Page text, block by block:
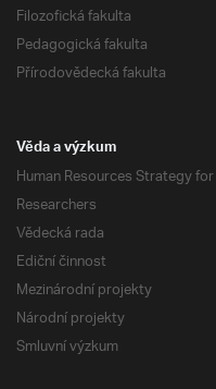
Filozofická fakulta
Pedagogická fakulta
Přírodovědecká fakulta
Věda a výzkum
Human Resources Strategy for
Researchers
Vědecká rada
Ediční činnost
Mezinárodní projekty
Národní projekty
Smluvní výzkum